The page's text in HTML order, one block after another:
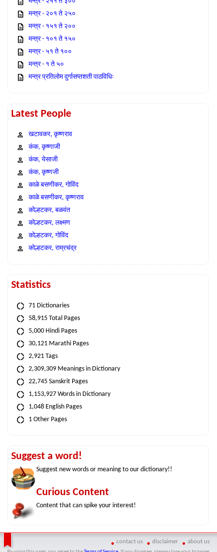
मन्त्र - २०१ ते २५०
मन्त्र - १५१ ते २००
मन्त्र - १०१ ते १५०
मन्त्र - ५१ ते १००
मन्त्र - १ ते ५०
मन्त्र प्रतिलोम दुर्गासप्तशती पाठविधिः
Latest People
खटावकर, कृष्णराव
कंक, कृष्णाजी
कंक, येसाजी
कंक, कृष्णजी
काळे बसणीकर, गोविंद
काळे बसणीकर, कृष्णराव
कोल्हटकर, बळवंत
कोल्हटकर, लक्ष्मण
कोल्हटकर, गोविंद
कोल्हटकर, राम्रचंद्र
Statistics
71 Dictionaries
58,915 Total Pages
5,000 Hindi Pages
30,121 Marathi Pages
2,921 Tags
2,309,309 Meanings in Dictionary
22,745 Sanskrit Pages
1,153,927 Words in Dictionary
1,048 English Pages
1 Other Pages
Suggest a word!
Suggest new words or meaning to our dictionary!!
Curious Content
Content that can spike your interest!
contact us disclaimer about us